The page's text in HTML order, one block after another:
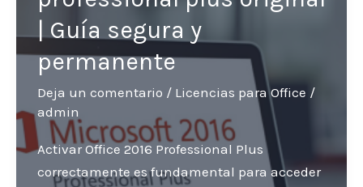
| Guía segura y
permanente
Deja un comentario / Licencias para Office /
admin
Activar Office 2016 Professional Plus
correctamente es fundamental para acceder